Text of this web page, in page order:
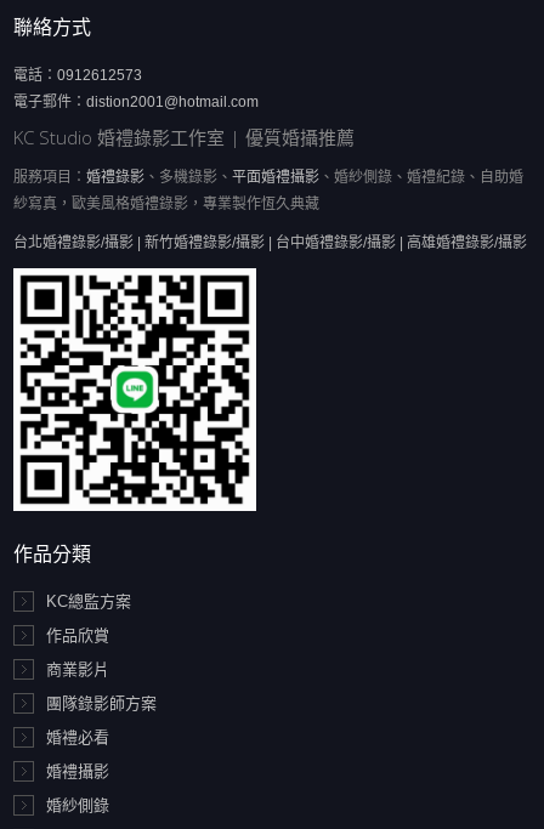
聯絡方式
電話：0912612573
電子郵件：distion2001@hotmail.com
KC Studio 婚禮錄影工作室 | 優質婚攝推薦
服務項目：婚禮錄影 、多機錄影、平面婚禮攝影 、婚紗側錄、婚禮紀錄、自助婚
紗寫真，歐美風格婚禮錄影，專業製作恆久典藏
台北婚禮錄影/攝影 | 新竹婚禮錄影/攝影 | 台中婚禮錄影/攝影 | 高雄婚禮錄影/攝影
作品分類
KC總監方案
作品欣賞
商業影片
團隊錄影師方案
婚禮必看
婚禮攝影
婚紗側錄